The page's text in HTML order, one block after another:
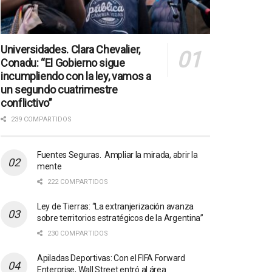
Universidades. Clara Chevalier,
Conadu: “El Gobierno sigue
incumpliendo con la ley, vamos a
un segundo cuatrimestre
conflictivo”
239 COMPARTIDOS
Fuentes Seguras. Ampliar la mirada, abrir la
mente
222 COMPARTIDOS
Ley de Tierras: “La extranjerización avanza
sobre territorios estratégicos de la Argentina”
230 COMPARTIDOS
Apiladas Deportivas: Con el FIFA Forward
Enterprise, Wall Street entró al área